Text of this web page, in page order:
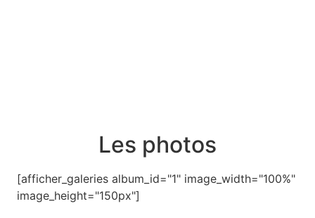
Les photos
[afficher_galeries album_id="1" image_width="100%"
image_height="150px"]